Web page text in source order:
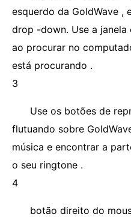
esquerdo da GoldWave ,
drop -down. Use a
ao procurar no
está procurando .
3
Use os botões de
flutuando sobre
música e encontrar a
o seu ringtone .
4
botão direito do